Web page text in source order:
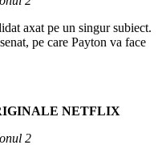
axat pe un singur subiect.
pe care Payton va face
NETFLIX
2